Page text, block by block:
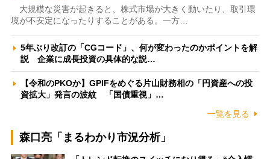
大規模な災害が起きると、株式市場が大きく動いたり、取引環
境が不安定になったりすることがある。一方…
5年ぶり改訂の「CGコード」、何が変わったのかポイントを解
説 企業に成長投資の具体的な説…
【令和のPKOか】GPIFをめぐる片山財務相の「円資産への投
資拡大」発言の波紋 「国債重視」…
一覧を見る
森口亮「まるわかり市況分析」